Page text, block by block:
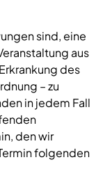
sind, eine
aus
des
– zu
in jedem Fall
den wir
folgenden